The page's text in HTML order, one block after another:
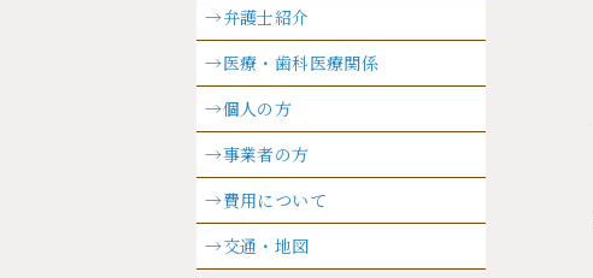
→弁護士紹介
→医療・歯科医療関係
→個人の方
→事業者の方
→費用について
→交通・地図